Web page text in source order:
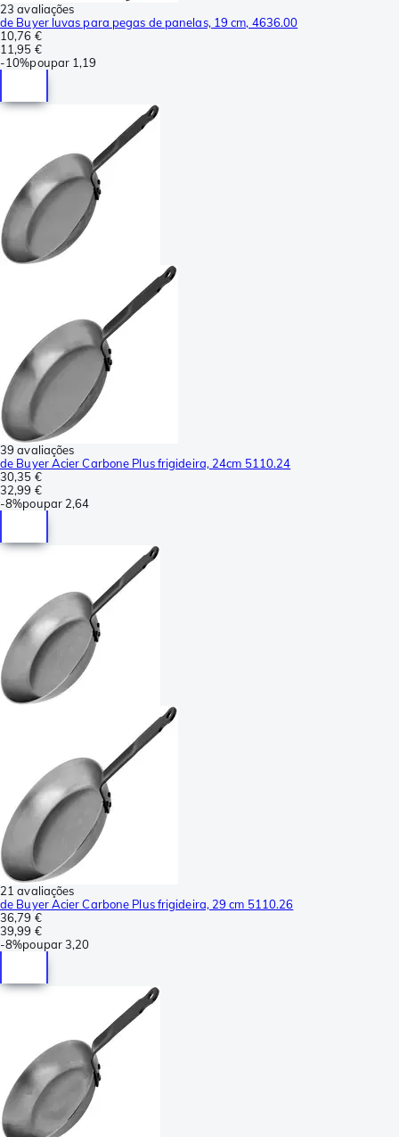
23 avaliações
de Buyer luvas para pegas de panelas, 19 cm, 4636.00
10,76 €
11,95 €
-10%poupar 1,19
39 avaliações
de Buyer Acier Carbone Plus frigideira, 24cm 5110.24
30,35 €
32,99 €
-8%poupar 2,64
21 avaliações
de Buyer Acier Carbone Plus frigideira, 29 cm 5110.26
36,79 €
39,99 €
-8%poupar3,20